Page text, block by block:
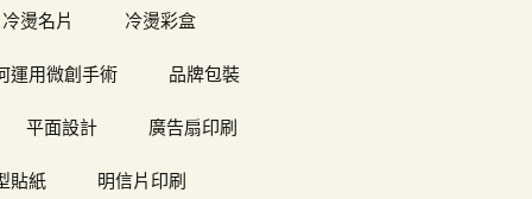
冷燙名片 冷燙彩盒
運用微創手術 品牌包裝
平面設計 廣告扇印刷
貼紙 明信片印刷